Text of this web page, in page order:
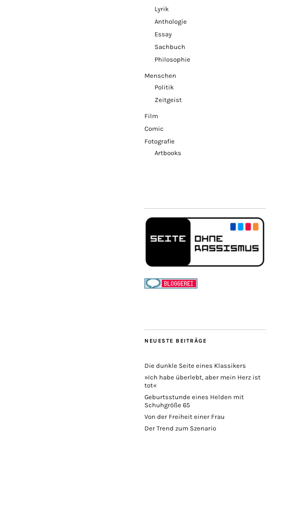
Lyrik
Anthologie
Essay
Sachbuch
Philosophie
Menschen
Politik
Zeitgeist
Film
Comic
Fotografie
Artbooks
NEUESTE BEITRÄGE
Die dunkle Seite eines Klassikers
»Ich habe überlebt, aber mein Herz ist
tot«
Geburtsstunde eines Helden mit
Schuhgröße 65
Von der Freiheit einer Frau
Der Trend zum Szenario